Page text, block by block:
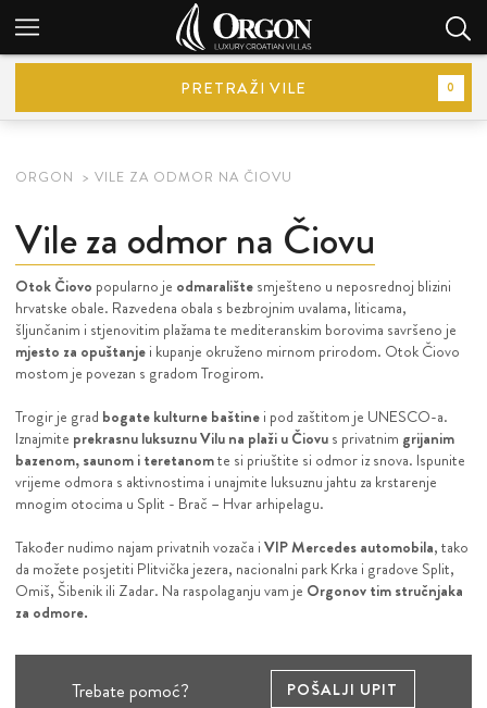
PRETRAŽI VILE 0
ORGON VILE ZA ODMOR NA ČIOVU
Vile za odmor na Čiovu
Otok Čiovo popularno je odmaralište smješteno u neposrednoj blizini
hrvatske obale. Razvedena obala s bezbrojnim uvalama, liticama,
šljunčanim i stjenovitim plažama te mediteranskim borovima savršeno je
mjesto za opuštanje i kupanje okruženo mirnom prirodom. Otok Čiovo
mostom je povezan s gradom Trogirom.
Trogir je grad bogate kulturne baštine i pod zaštitom je UNESCO-a.
Iznajmite prekrasnu luksuznu Vilu na plaži u Čiovu s privatnim grijanim
bazenom, saunom i teretanomte si priuštite si odmor iz snova. Ispunite
vrijeme odmora s aktivnostima i unajmite luksuznu jahtu za krstarenje
mnogim otocima u Split - Brač – Hvar arhipelagu.
Također nudimo najam privatnih vozača iVIP Mercedes automobila, tako
da možete posjetiti Plitvička jezera, nacionalni park Krka i gradove Split,
Omiš, Šibenik ili Zadar. Na raspolaganju vam je Orgonov tim stručnjaka
za odmore.
Trebate pomoć? POŠALJI UPIT